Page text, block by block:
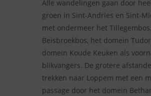
Alle wandelingen gaan door
groen in Sint-Andries en Sint-
met ondermeer het
Beisbroekbos, het domein
domein Koude Keuken als
blikvangers. De grotere
trekken naar Loppem met een
passage door het domein